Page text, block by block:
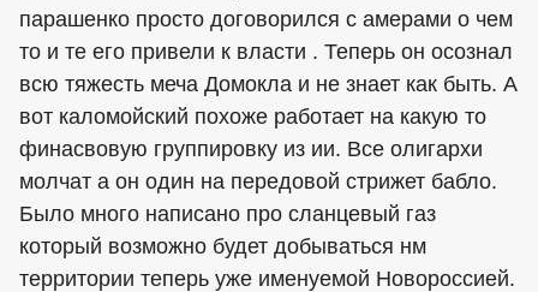
парашенко просто договорился с амерами о чем
то и те его привели к власти . Теперь он осознал
всю тяжесть меча Домокла и не знает как быть. А
вот каломойский похоже работает на какую то
финасвовую группировку из ии. Все олигархи
молчат а он один на передовой стрижет бабло.
Было много написано про сланцевый газ
который возможно будет добываться нм
территории теперь уже именуемой Новороссией.